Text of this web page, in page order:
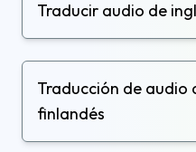
Traducir audio de
Traducción de audio
finlandés